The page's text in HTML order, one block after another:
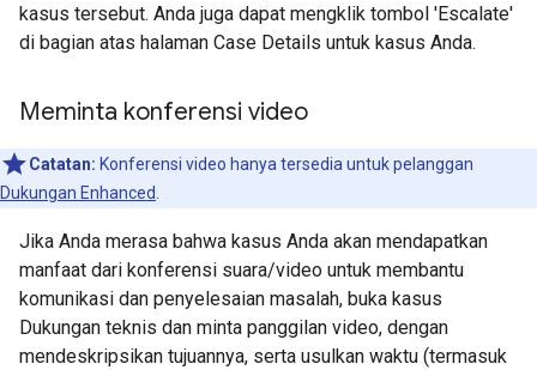
kasus tersebut. Anda juga dapat mengklik tombol 'Escalate'
di bagian atas halaman Case Details untuk kasus Anda.
Meminta konferensi video
Catatan: Konferensi video hanya tersedia untuk pelanggan
Dukungan Enhanced
Jika Anda merasa bahwa kasus Anda akan mendapatkan
manfaat dari konferensi suara/video untuk membantu
komunikasi dan penyelesaian masalah, buka kasus
Dukungan teknis dan minta panggilan video, dengan
mendeskripsikan tujuannya, serta usulkan waktu (termasuk